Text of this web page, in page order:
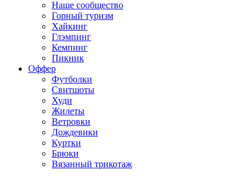
Наше сообщество
Горный туризм
Хайкинг
Глэмпинг
Кемпинг
Пикник
Оффер
Футболки
Свитшоты
Худи
Жилеты
Ветровки
Дождевики
Куртки
Брюки
Вязанный трикотаж